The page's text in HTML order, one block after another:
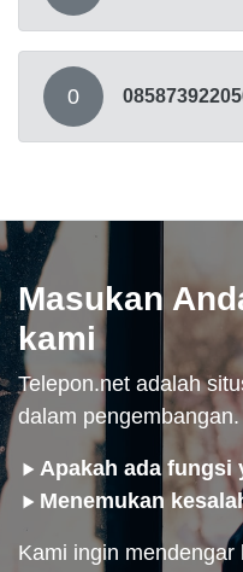
0
Masukan
kami
Telepon.net adalah
dalam pengembangan.
Apakah ada fungsi
Menemukan
Kami ingin